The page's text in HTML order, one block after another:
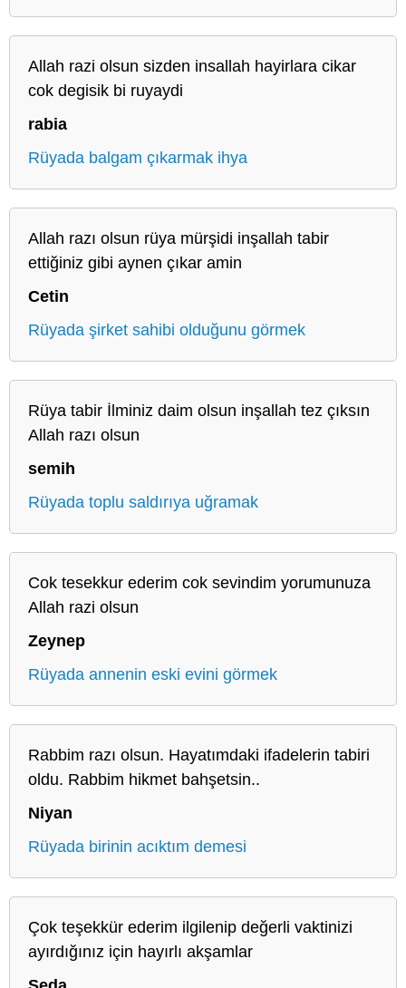
Allah razi olsun sizden insallah hayirlara cikar
cok degisik bi ruyaydi
rabia
Rüyada balgam çıkarmak ihya
Allah razı olsun rüya mürşidi inşallah tabir
ettiğiniz gibi aynen çıkar amin
Cetin
Rüyada şirket sahibi olduğunu görmek
Rüya tabir İlminiz daim olsun inşallah tez çıksın
Allah razı olsun
semih
Rüyada toplu saldırıya uğramak
Cok tesekkur ederim cok sevindim yorumunuza
Allah razi olsun
Zeynep
Rüyada annenin eski evini görmek
Rabbim razı olsun. Hayatımdaki ifadelerin tabiri
oldu. Rabbim hikmet bahşetsin..
Niyan
Rüyada birinin acıktım demesi
Çok teşekkür ederim ilgilenip değerli vaktinizi
ayırdığınız için hayırlı akşamlar